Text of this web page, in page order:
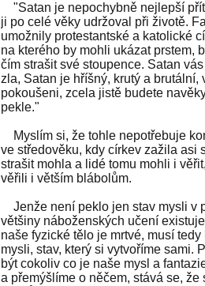
"Satan je nepochybně nejlepší
ji po celé věky udržoval při životě.
umožnily protestantské a katolické
na kterého by mohli ukázat prstem,
čím strašit své stoupence. Satan
zla, Satan je hříšný, krutý a
pokoušeni, zcela jistě budete
pekle."
Myslím si, že tohle nepotřebuje
ve středověku, kdy církev zažila asi
strašit mohla a lidé tomu mohli i
věřili i větším blábolům.
Jenže není peklo jen stav mysli v
většiny náboženských učení
naše fyzické tělo je mrtvé, musí
mysli, stav, který si vytvoříme sami.
být cokoliv co je naše mysl a
a přemýšlíme o něčem, stává se,